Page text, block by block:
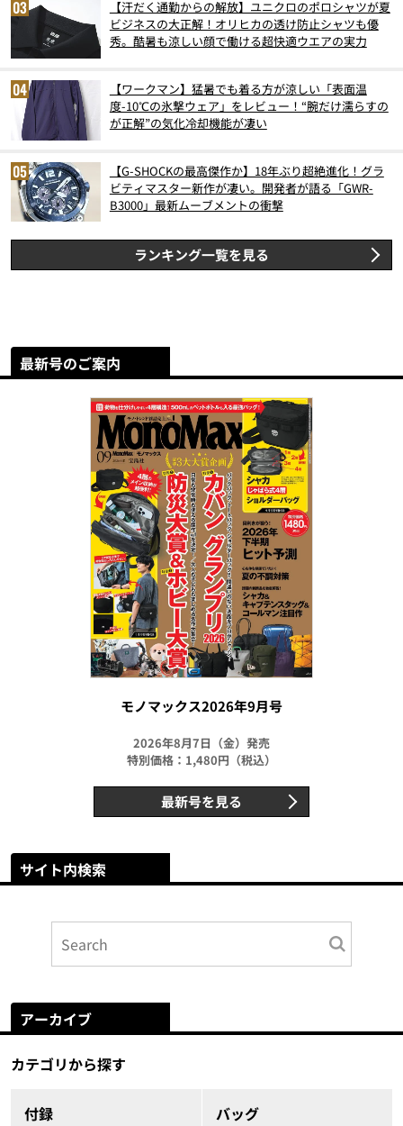
【汗だく通勤からの解放】ユニクロのポロシャツが夏
ビジネスの大正解！オリヒカの透け防止シャツも優
秀。酷暑も涼しい顔で働ける超快適ウエアの実力
【ワークマン】猛暑でも着る方が涼しい「表面温
度-10℃の氷撃ウェア」をレビュー！“腕だけ濡らすの
が正解”の気化冷却機能が凄い
【G-SHOCKの最高傑作か】18年ぶり超絶進化！グラ
ビティマスター新作が凄い。開発者が語る「GWR-
B3000」最新ムーブメントの衝撃
ランキング一覧を見る
最新号のご案内
モノマックス2026年9月号
2026年8月7日（金）発売
特別価格：1,480円（税込）
最新号を見る
サイト内検索
アーカイブ
カテゴリから探す
付録 バッグ